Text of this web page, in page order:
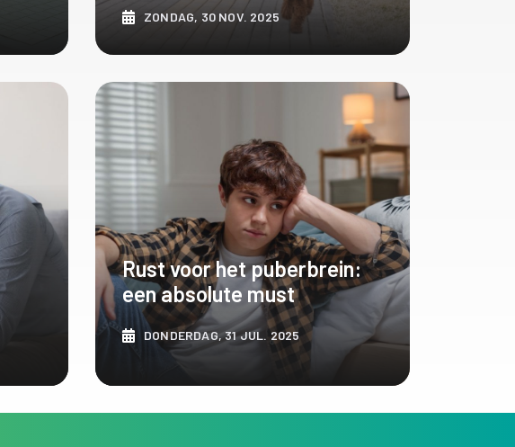
ZONDAG, 30 NOV. 2025
ONTDEK MEER
Rust voor het puberbrein:
een absolute must
DONDERDAG, 31 JUL. 2025
ONTDEK MEER